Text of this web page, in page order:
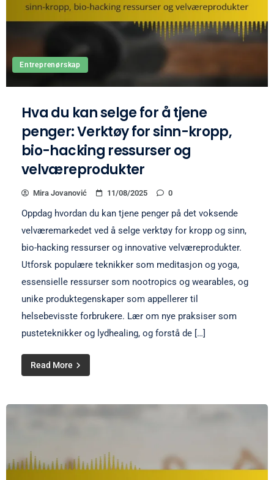
Entreprenørskap
Hva du kan selge for å tjene
penger: Verktøy for sinn-kropp,
bio-hacking ressurser og
velværeprodukter
Mira Jovanović 11/08/2025 0
Oppdag hvordan du kan tjene penger på det voksende
velværemarkedet ved å selge verktøy for kropp og sinn,
bio-hacking ressurser og innovative velværeprodukter.
Utforsk populære teknikker som meditasjon og yoga,
essensielle ressurser som nootropics og wearables, og
unike produktegenskaper som appellerer til
helsebevisste forbrukere. Lær om nye praksiser som
pusteteknikker og lydhealing, og forstå de […]
Read More